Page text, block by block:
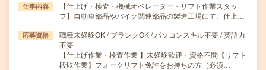
仕事内容
【仕上げ・検査・機械オペレーター・リフト作業スタッ
フ】自動車部品やバイク関連部品の製造工場にて、仕上…
応募資格
職種未経験OK / ブランクOK / パソコンスキル不要 / 英語力
不要
【仕上げ作業・検査作業 】未経験歓迎・資格不問【リフト
段取作業】フォークリフト免許をお持ちの方（必須…